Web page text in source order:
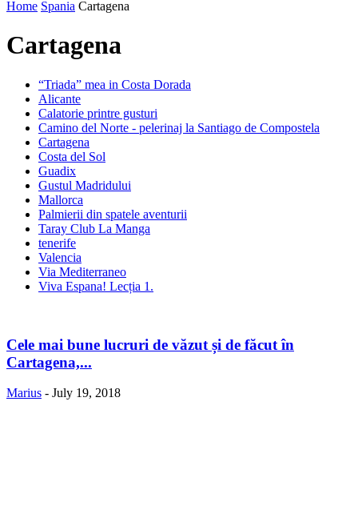
Home Spania Cartagena
Cartagena
“Triada” mea in Costa Dorada
Alicante
Calatorie printre gusturi
Camino del Norte - pelerinaj la Santiago de Compostela
Cartagena
Costa del Sol
Guadix
Gustul Madridului
Mallorca
Palmierii din spatele aventurii
Taray Club La Manga
tenerife
Valencia
Via Mediterraneo
Viva Espana! Lecția 1.
Cele mai bune lucruri de văzut și de făcut în
Cartagena,...
Marius - July 19, 2018